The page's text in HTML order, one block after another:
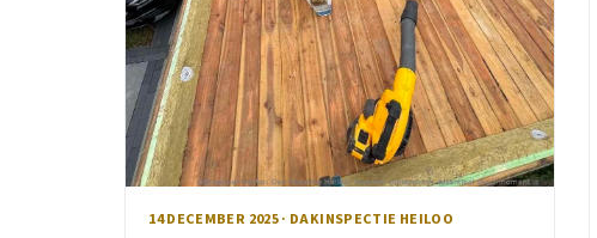
14 DECEMBER 2025 · DAKINSPECTIE HEILOO